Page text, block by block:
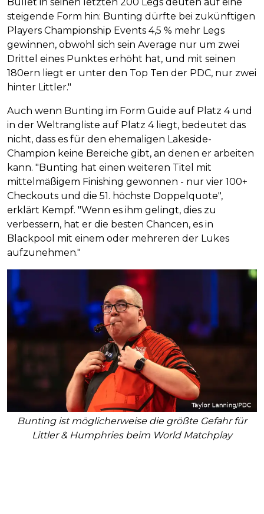
steigende Form hin: Bunting dürfte bei zukünftigen
Players Championship Events 4,5 % mehr Legs
gewinnen, obwohl sich sein Average nur um zwei
Drittel eines Punktes erhöht hat, und mit seinen
180ern liegt er unter den Top Ten der PDC, nur zwei
hinter Littler."
Auch wenn Bunting im Form Guide auf Platz 4 und
in der Weltrangliste auf Platz 4 liegt, bedeutet das
nicht, dass es für den ehemaligen Lakeside-
Champion keine Bereiche gibt, an denen er arbeiten
kann. "Bunting hat einen weiteren Titel mit
mittelmäßigem Finishing gewonnen - nur vier 100+
Checkouts und die 51. höchste Doppelquote",
erklärt Kempf. "Wenn es ihm gelingt, dies zu
verbessern, hat er die besten Chancen, es in
Blackpool mit einem oder mehreren der Lukes
aufzunehmen."
Bunting ist möglicherweise die größte Gefahr für
Littler & Humphries beim World Matchplay